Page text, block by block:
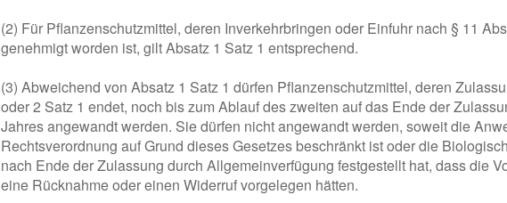
(2) Für Pflanzenschutzmittel, deren Inverkehrbringen oder Einfuhr nach § 11
genehmigt worden ist, gilt Absatz 1 Satz 1 entsprechend.
(3) Abweichend von Absatz 1 Satz 1 dürfen Pflanzenschutzmittel, deren
oder 2 Satz 1 endet, noch bis zum Ablauf des zweiten auf das Ende der
Jahres angewandt werden. Sie dürfen nicht angewandt werden, soweit die
Rechtsverordnung auf Grund dieses Gesetzes beschränkt ist oder die
nach Ende der Zulassung durch Allgemeinverfügung festgestellt hat, dass die
eine Rücknahme oder einen Widerruf vorgelegen hätten.